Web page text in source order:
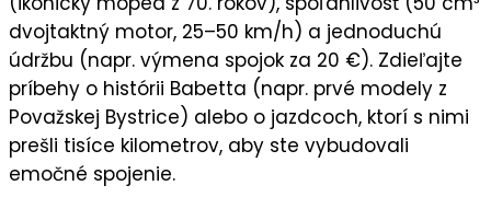
dvojtaktný motor, 25–50 km/h) a jednoduchú
údržbu (napr. výmena spojok za 20 €). Zdieľajte
príbehy o histórii Babetta (napr. prvé modely z
Považskej Bystrice) alebo o jazdcoch, ktorí s nimi
prešli tisíce kilometrov, aby ste vybudovali
emočné spojenie.